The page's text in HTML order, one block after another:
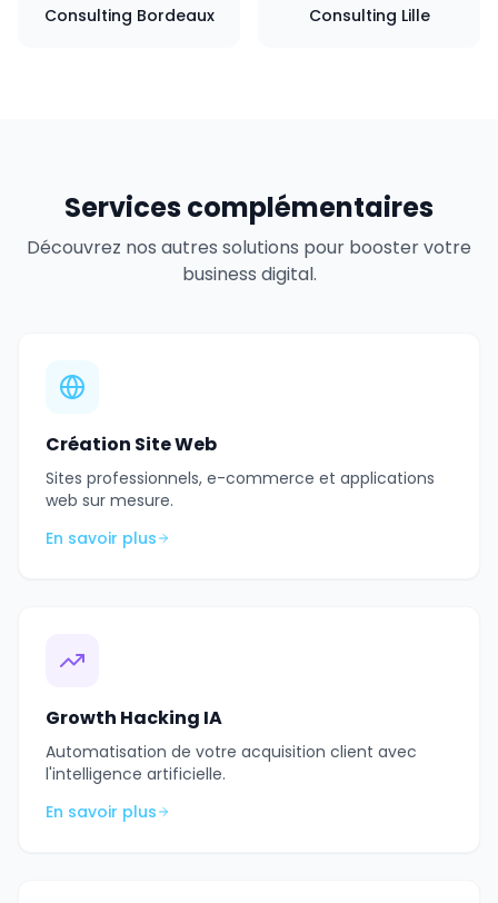
Consulting Bordeaux Consulting Lille
Services complémentaires
Découvrez nos autres solutions pour booster votre
business digital.
Création Site Web
Sites professionnels, e-commerce et applications
web sur mesure.
En savoir plus
Growth Hacking IA
Automatisation de votre acquisition client avec
l'intelligence artificielle.
En savoir plus